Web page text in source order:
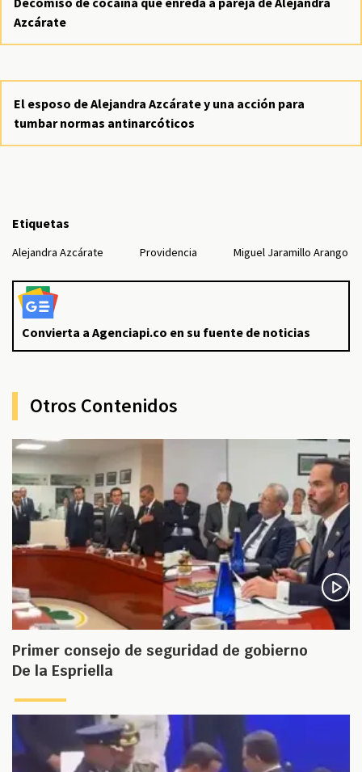
Azcárate
El esposo de Alejandra Azcárate y una acción para
tumbar normas antinarcóticos
Etiquetas
Alejandra Azcárate Providencia Miguel Jaramillo Arango
Convierta a Agenciapi.co en su fuente de noticias
Otros Contenidos
Primer consejo de seguridad de gobierno
De la Espriella